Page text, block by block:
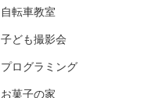
自転車教室
子ども撮影会
プログラミング
お菓子の家